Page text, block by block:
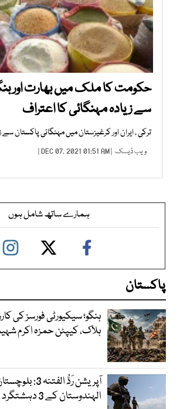
حکومت کا ملک میں بھارت اور
سے زیادہ مہنگائی کا اعتراف
ترکی ، ایران اور کرغیزستان میں مہنگائی پاکستان
ویب ڈیسک | DEC 07, 2021 01:51 AM |
ہمارے ساتھ شامل ہوں
پاکستان
ہلاک، کیپٹن حمزہ اکرم
آپریشن رَدُّ
الہندوستان کے 3 دہشتگرد ہلاک